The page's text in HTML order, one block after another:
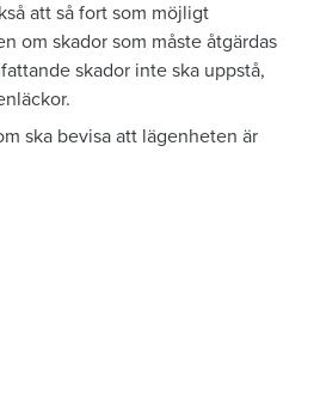
att så fort som möjligt
om skador som måste åtgärdas
skador inte ska uppstå,
ska bevisa att lägenheten är